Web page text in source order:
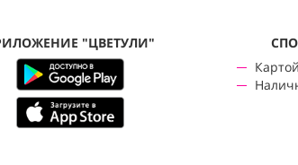
"ЦВЕТУЛИ"